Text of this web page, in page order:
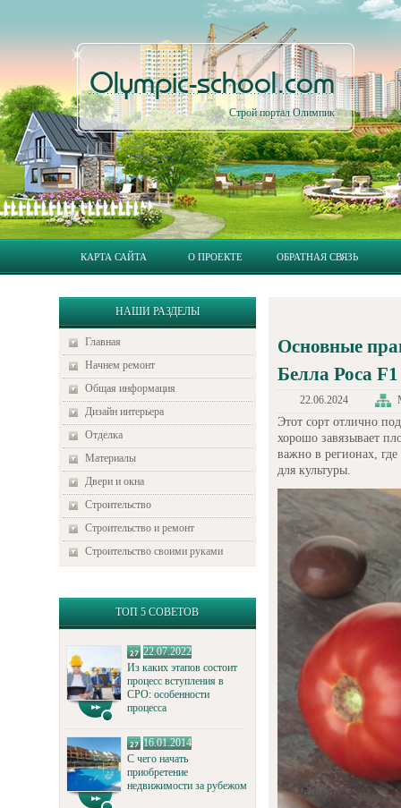
Olympic-school.com
Строй портал Олимпик
КАРТА САЙТА О ПРОЕКТЕ ОБРАТНАЯ СВЯЗЬ
НАШИ РАЗДЕЛЫ
Главная
Начнем ремонт
Общая информация
Дизайн интерьера
Отделка
Материалы
Двери и окна
Строительство
Строительство и ремонт
Строительство своими руками
ТОП 5 СОВЕТОВ
22.07.2022
Из каких этапов состоит
процесс вступления в
СРО: особенности
процесса
16.01.2014
С чего начать
приобретение
недвижимости за рубежом
Основные
Белла Роса F1
22.06.2024
Этот сорт отлично
хорошо завязывает
важно в регионах, где
для культуры.